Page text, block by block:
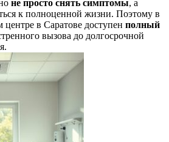
не просто снять симптомы, а
к полноценной жизни. Поэтому в
в Саратове доступен полный
вызова до долгосрочной